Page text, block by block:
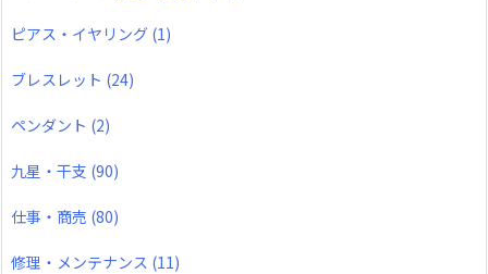
ピアス・イヤリング (1)
ブレスレット (24)
ペンダント (2)
九星・干支 (90)
仕事・商売 (80)
修理・メンテナンス (11)